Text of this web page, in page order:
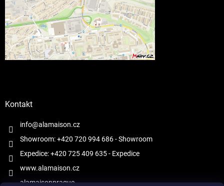
Kontakt
info@alamaison.cz
Showroom: +420 720 994 686- Showroom
Expedice: +420 725 409 635- Expedice
www.alamaison.cz
alamaisonprague